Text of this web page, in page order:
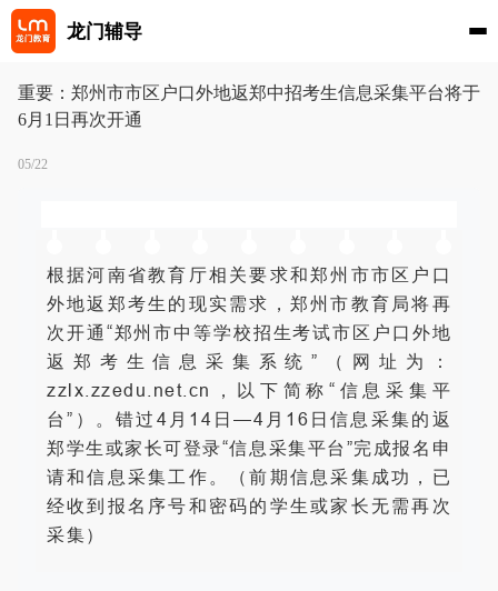
龙门辅导
重要：郑州市市区户口外地返郑中招考生信息采集平台将于
6月1日再次开通
05/22
根据河南省教育厅相关要求和郑州市市区户口
外地返郑考生的现实需求，郑州市教育局将再
次开通“郑州市中等学校招生考试市区户口外地
返郑考生信息采集系统”（网址为：
zzlx.zzedu.net.cn，以下简称“信息采集平
台”）。错过4月14日—4月16日信息采集的返
郑学生或家长可登录“信息采集平台”完成报名申
请和信息采集工作。（前期信息采集成功，已
经收到报名序号和密码的学生或家长无需再次
采集）